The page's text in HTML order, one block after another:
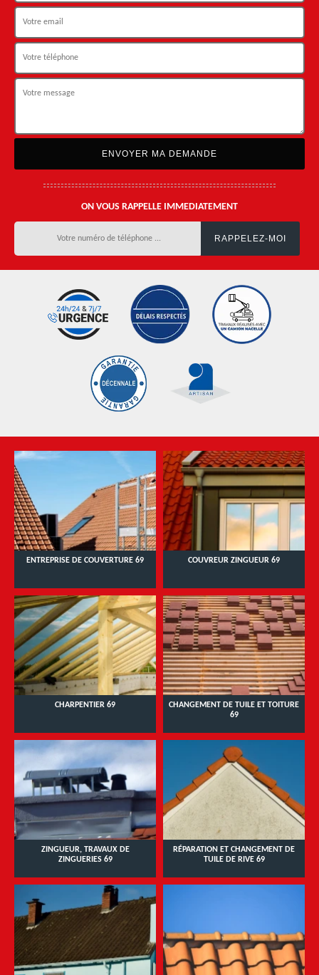
ON VOUS RAPPELLE IMMEDIATEMENT
ENTREPRISE DE COUVERTURE 69 COUVREUR ZINGUEUR 69
CHARPENTIER 69
CHANGEMENT DE TUILE ET TOITURE
69
ZINGUEUR, TRAVAUX DE
ZINGUERIES 69
RÉPARATION ET CHANGEMENT DE
TUILE DE RIVE 69